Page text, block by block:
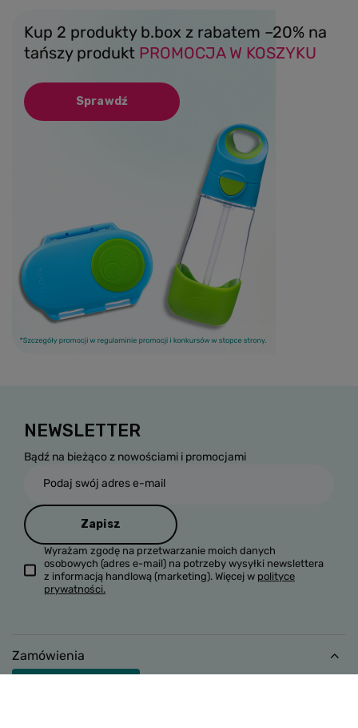
Kup 2 produkty b.box z rabatem –20% na
tańszy produkt PROMOCJA W KOSZYKU
Sprawdź
NEWSLETTER
Bądź na bieżąco z nowościami i promocjami
Podaj swój adres e-mail
Zapisz
Wyrażam zgodę na przetwarzanie moich danych
osobowych (adres e-mail) na potrzeby wysyłki newslettera
z informacją handlową (marketing). Więcej w polityce
prywatności.
Zamówienia